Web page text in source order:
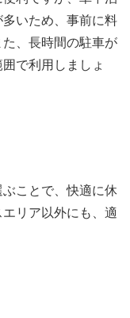
いため、事前に料
、長時間の駐車が
で利用しましょ
ことで、快適に休
リア以外にも、適